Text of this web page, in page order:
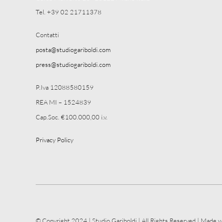
Tel. +39 02 21711378
Contatti
posta@studiogariboldi.com
press@studiogariboldi.com
P.Iva 12088580159
REA MI – 1524839
Cap.Soc. €100.000,00 i.v.
Privacy Policy
© Copyright 2024 | Studio Gariboldi | All Rights Reserved | Made